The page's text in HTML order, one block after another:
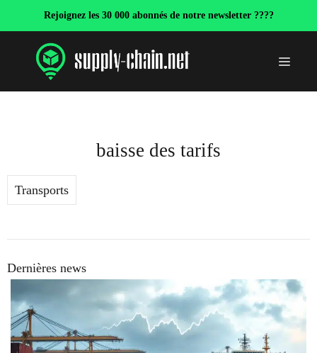
Rejoignez les 30 000 abonnés de notre newsletter ????
Menu
baisse des tarifs
Transports
Dernières news